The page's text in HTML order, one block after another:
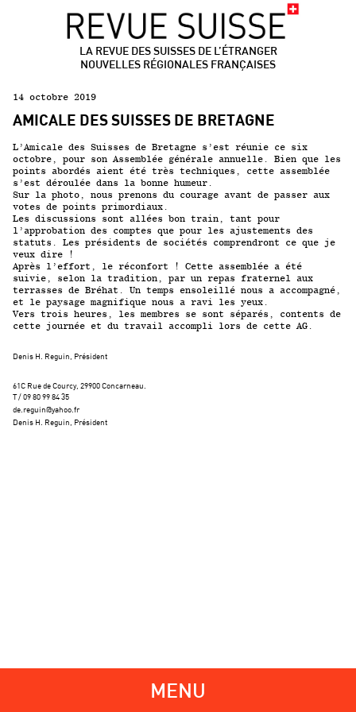
LA REVUE DES SUISSES DE L’ÉTRANGER
NOUVELLES RÉGIONALES FRANÇAISES
14 octobre 2019
AMICALE DES SUISSES DE BRETAGNE
L’Amicale des Suisses de Bretagne s’est réunie ce six
octobre, pour son Assemblée générale annuelle. Bien que les
points abordés aient été très techniques, cette assemblée
s’est déroulée dans la bonne humeur.
Sur la photo, nous prenons du courage avant de passer aux
votes de points primordiaux.
Les discussions sont allées bon train, tant pour
l’approbation des comptes que pour les ajustements des
statuts. Les présidents de sociétés comprendront ce que je
veux dire !
Après l’effort, le réconfort ! Cette assemblée a été
suivie, selon la tradition, par un repas fraternel aux
terrasses de Bréhat. Un temps ensoleillé nous a accompagné,
et le paysage magnifique nous a ravi les yeux.
Vers trois heures, les membres se sont séparés, contents de
cette journée et du travail accompli lors de cette AG.
Denis H. Reguin, Président
61C Rue de Courcy, 29900 Concarneau.
T / 09 80 99 84 35
de.reguin@yahoo.fr
Denis H. Reguin, Président
MENU